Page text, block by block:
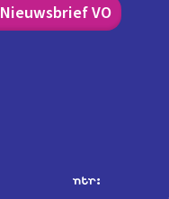
Nieuwsbrief VO